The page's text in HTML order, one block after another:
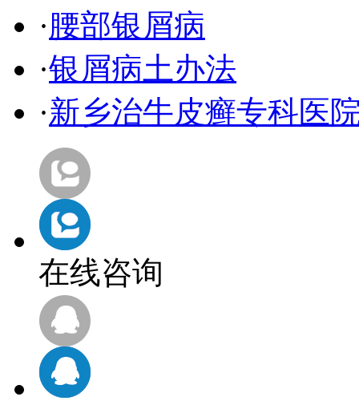
·腰部银屑病
·银屑病土办法
·新乡治牛皮癣专科医
在线咨询